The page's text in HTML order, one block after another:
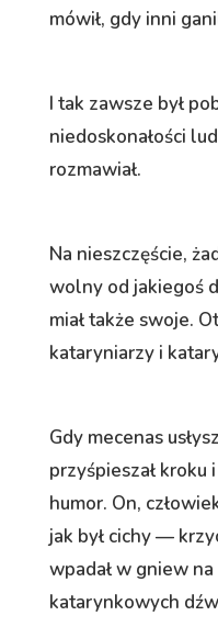
mówił, gdy inni
I tak zawsze był
niedoskonałości
rozmawiał.
Na nieszczęście,
wolny od jakiegoś
miał także swoje.
kataryniarzy i
Gdy mecenas
przyśpieszał kroku
humor. On,
jak był cichy —
wpadał w gniew
katarynkowych